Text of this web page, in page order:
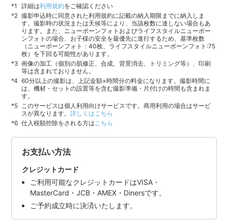
詳細は利用規約をご確認ください
撮影申込時に同意された利用規約に記載の納入期限までに納入しま
す。撮影時の状況または天候等により、当該枚数に達しない場合もあ
ります。また、ニューボーンフォトおよびライフスタイルニューボー
ンフォトの場合、お子様の安全を最優先に進行するため、基準枚数
（ニューボーンフォト：40枚、ライフスタイルニューボーンフォト:75
枚）を下回る可能性があります。
画像の加工（個別の肌修正、合成、背景消去、トリミング等）、印刷
等は含まれておりません。
60分以上の撮影は、上記金額×時間分の料金になります。撮影時間に
は、機材・セットの設置等を含む撮影準備・片付けの時間も含まれま
す。
このサービスは個人利用向けサービスです。商用利用の場合はサービ
スが異なります。詳しくはこちら
仕入税額控除をされる方は こちら
お支払い方法
クレジットカード
ご利用可能なクレジットカードはVISA・
MasterCard・JCB・AMEX・Dinersです。
ご予約成立時に決済いたします。